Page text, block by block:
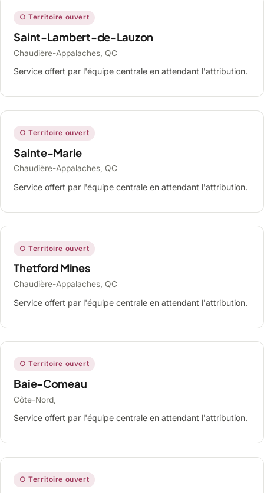
○ Territoire ouvert
Saint-Lambert-de-Lauzon
Chaudière-Appalaches, QC
Service offert par l'équipe centrale en attendant l'attribution.
○ Territoire ouvert
Sainte-Marie
Chaudière-Appalaches, QC
Service offert par l'équipe centrale en attendant l'attribution.
○ Territoire ouvert
Thetford Mines
Chaudière-Appalaches, QC
Service offert par l'équipe centrale en attendant l'attribution.
○ Territoire ouvert
Baie-Comeau
Côte-Nord,
Service offert par l'équipe centrale en attendant l'attribution.
○ Territoire ouvert